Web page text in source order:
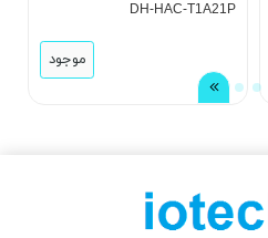
DH-HAC-T1A21P
موجود